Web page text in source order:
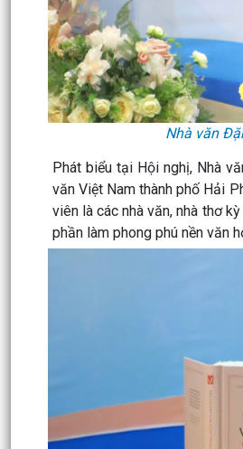
Nhà văn
Phát biểu tại Hội nghị, Nhà
văn Việt Nam thành phố Hải
viên là các nhà văn, nhà thơ
phần làm phong phú nền văn